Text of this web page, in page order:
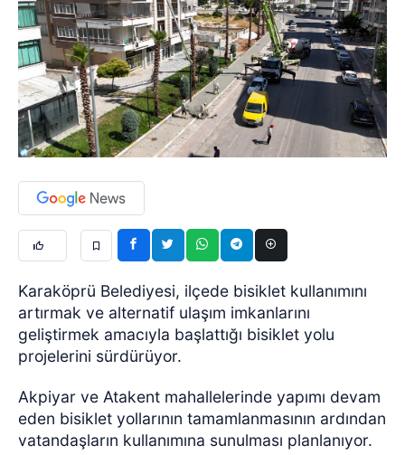
Karaköprü Belediyesi, ilçede bisiklet kullanımını
artırmak ve alternatif ulaşım imkanlarını
geliştirmek amacıyla başlattığı bisiklet yolu
projelerini sürdürüyor.
Akpiyar ve Atakent mahallelerinde yapımı devam
eden bisiklet yollarının tamamlanmasının ardından
vatandaşların kullanımına sunulması planlanıyor.